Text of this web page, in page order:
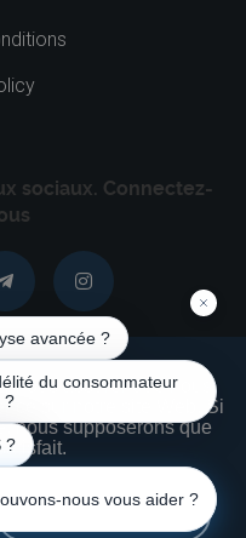
sociaux. Connectez-
droits sont réservés
|Русский
nous assurer que nous
sur notre site Web. Si
nous supposerons que